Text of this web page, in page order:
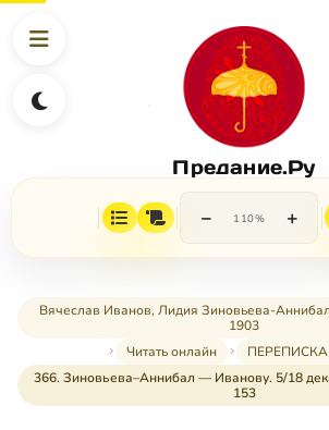
Предание.Ру
− 110% +
Вячеслав Иванов, Лидия Зиновьева-
1903
Читать онлайн
ПЕРЕПИСКА
366. Зиновьева–Аннибал — Иванову. 5/18
153